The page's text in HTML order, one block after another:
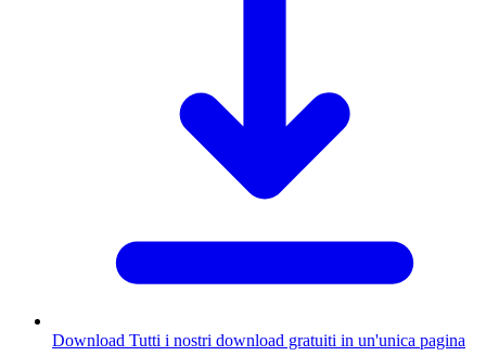
Download Tutti i nostri download gratuiti in un'unica pagina